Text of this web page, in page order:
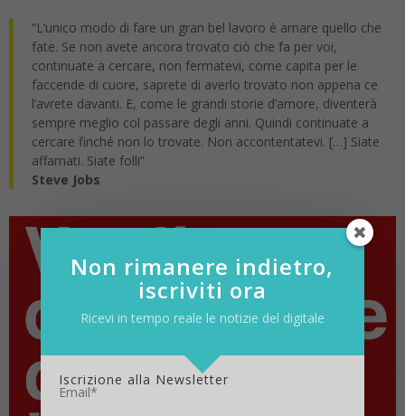
“L’unico modo di fare un gran bel lavoro è amare quello che
fate. Se non avete ancora trovato ciò che fa per voi,
continuate a cercare, non fermatevi, come capita per le
faccende di cuore, saprete di averlo trovato non appena ce
l’avrete davanti. E, come le grandi storie d’amore, diventerà
sempre meglio col passare degli anni. Quindi continuate a
cercare finché non lo trovate. Non accontentatevi. […] Siate
affamati. Siate folli”
Steve Jobs
Non rimanere indietro,
iscriviti ora
Ricevi in tempo reale le notizie del digitale
Iscrizione alla Newsletter
Email*